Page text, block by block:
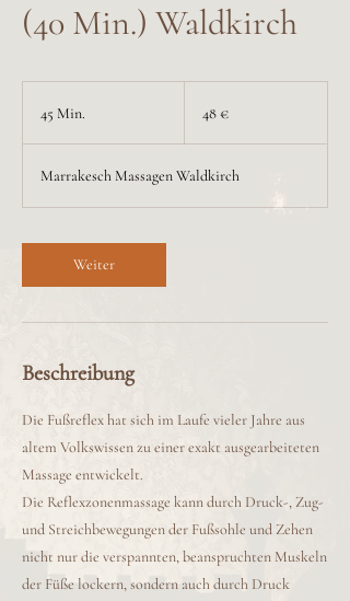
(40 Min.) Waldkirch
45 Min.
5
48 €
Marrakesch Massagen Waldkirch
Weiter
Beschreibung
Die Fußreflex hat sich im Laufe vieler Jahre aus
altem Volkswissen zu einer exakt ausgearbeiteten
Massage entwickelt.
Die Reflexzonenmassage kann durch Druck-, Zug-
und Streichbewegungen der Fußsohle und Zehen
nicht nur die verspannten, beanspruchten Muskeln
der Füße lockern, sondern auch durch Druck